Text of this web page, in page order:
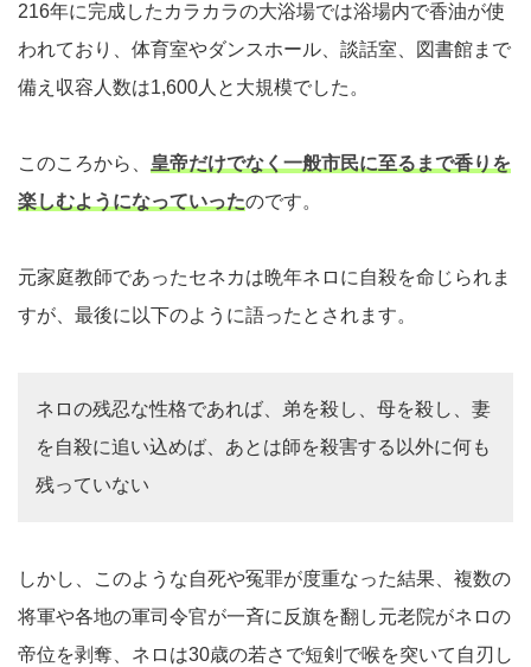
216年に完成したカラカラの大浴場では浴場内で香油が使
われており、体育室やダンスホール、談話室、図書館まで
備え収容人数は1,600人と大規模でした。
このころから、 皇帝だけでなく一般市民に至るまで香りを
楽しむようになっていったのです。
元家庭教師であったセネカは晩年ネロに自殺を命じられま
すが、最後に以下のように語ったとされます。
ネロの残忍な性格であれば、弟を殺し、母を殺し、妻
を自殺に追い込めば、あとは師を殺害する以外に何も
残っていない
しかし、このような自死や冤罪が度重なった結果、複数の
将軍や各地の軍司令官が一斉に反旗を翻し元老院がネロの
帝位を剥奪、ネロは30歳の若さで短剣で喉を突いて自刃し